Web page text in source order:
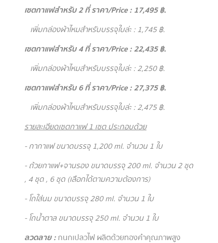
เซตกาแฟสำหรับ 2 ที่ ราคา/Price : 17,495 ฿.
เพิ่มกล่องผ้าไหมสำหรับบรรจุใบล่ะ : 1,745 ฿.
เซตกาแฟสำหรับ 4 ที่ ราคา/Price : 22,435 ฿.
เพิ่มกล่องผ้าไหมสำหรับบรรจุใบล่ะ : 2,250 ฿.
เซตกาแฟสำหรับ 6 ที่ ราคา/Price : 27,375 ฿.
เพิ่มกล่องผ้าไหมสำหรับบรรจุใบล่ะ : 2,475 ฿.
รายละเอียดเซตกาแฟ 1 เซต ประกอบด้วย
- กากาแฟ ขนาดบรรจุ 1,200 ml. จำนวน 1 ใบ
- ถ้วยกาแฟ+จานรอง ขนาดบรรจุ 200 ml. จำนวน 2 ชุด
, 4 ชุด , 6 ชุด (เลือกได้ตามความต้องการ)
- โถใส่นม ขนาดบรรจุ 280 ml. จำนวน 1 ใบ
- โถน้ำตาล ขนาดบรรจุ 250 ml. จำนวน 1 ใบ
ลวดลาย :กนกเปลวไฟ ผลิตด้วยทองคำคุณภาพสูง